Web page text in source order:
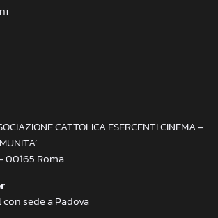
CATTOLICA ESERCENTI CINEMA –
00165 Roma
sede a Padova